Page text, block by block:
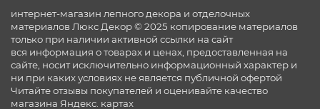
накапливая запахи, позволяя производить любые
виды уборки и не создавая благоприятных
условий для проживания различных насекомых и
вредителей.
Хотя традиционно настенные ипотолочные балки
являются неотъемлемым элементом таких стилей, как
кантри, это и эко, сегодня такие элементы все чаще
интернет-магазин лепного декора и отделочных
материалов Люкс Декор © 2025 копирование материалов
только при наличии активной ссылки на сайт
вся информация о товарах и ценах, предоставленная на
сайте, носит исключительно информационный характер и
ни при каких условиях не является публичной офертой
Читайте отзывы покупателей и оценивайте качество
магазина Яндекс. картах